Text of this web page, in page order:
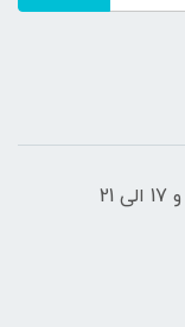
شنبه تا پنج شنبه از ساعت 9 صبح الی 14 و 17 الی 21